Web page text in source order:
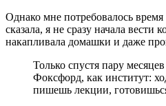
Однако мне потребовалось
сказала, я не сразу начала вести
накапливала домашки и даже
Только спустя пару
Фоксфорд, как институт:
пишешь лекции,